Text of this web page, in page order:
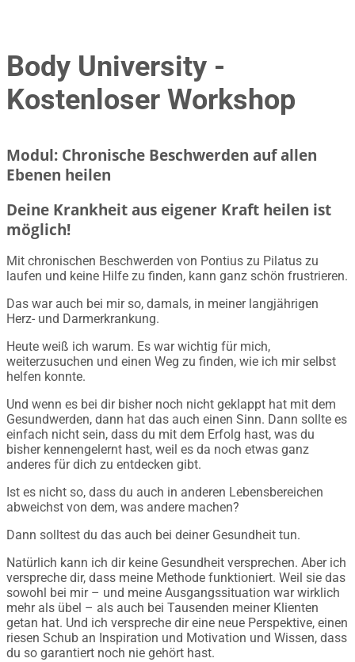
Body University -
Kostenloser Workshop
Modul: Chronische Beschwerden auf allen
Ebenen heilen
Deine Krankheit aus eigener Kraft heilen ist
möglich!
Mit chronischen Beschwerden von Pontius zu Pilatus zu
laufen und keine Hilfe zu finden, kann ganz schön frustrieren.
Das war auch bei mir so, damals, in meiner langjährigen
Herz- und Darmerkrankung.
Heute weiß ich warum. Es war wichtig für mich,
weiterzusuchen und einen Weg zu finden, wie ich mir selbst
helfen konnte.
Und wenn es bei dir bisher noch nicht geklappt hat mit dem
Gesundwerden, dann hat das auch einen Sinn. Dann sollte es
einfach nicht sein, dass du mit dem Erfolg hast, was du
bisher kennengelernt hast, weil es da noch etwas ganz
anderes für dich zu entdecken gibt.
Ist es nicht so, dass du auch in anderen Lebensbereichen
abweichst von dem, was andere machen?
Dann solltest du das auch bei deiner Gesundheit tun.
Natürlich kann ich dir keine Gesundheit versprechen. Aber ich
verspreche dir, dass meine Methode funktioniert. Weil sie das
sowohl bei mir – und meine Ausgangssituation war wirklich
mehr als übel – als auch bei Tausenden meiner Klienten
getan hat. Und ich verspreche dir eine neue Perspektive, einen
riesen Schub an Inspiration und Motivation und Wissen, dass
du so garantiert noch nie gehört hast.